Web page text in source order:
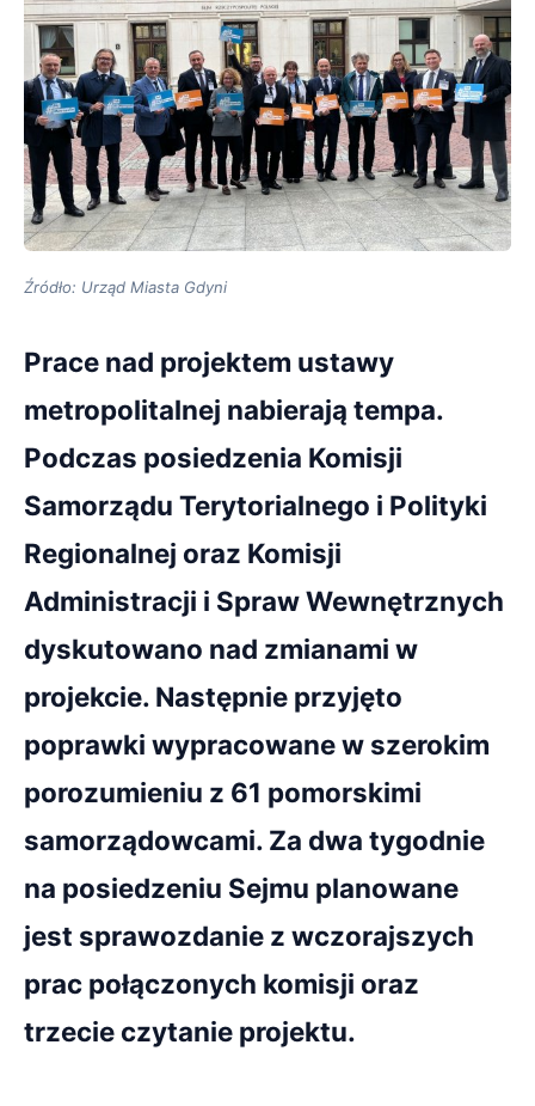
Źródło: Urząd Miasta Gdyni
Prace nad projektem ustawy
metropolitalnej nabierają tempa.
Podczas posiedzenia Komisji
Samorządu Terytorialnego i Polityki
Regionalnej oraz Komisji
Administracji i Spraw Wewnętrznych
dyskutowano nad zmianami w
projekcie. Następnie przyjęto
poprawki wypracowane w szerokim
porozumieniu z 61 pomorskimi
samorządowcami. Za dwa tygodnie
na posiedzeniu Sejmu planowane
jest sprawozdanie z wczorajszych
prac połączonych komisji oraz
trzecie czytanie projektu.